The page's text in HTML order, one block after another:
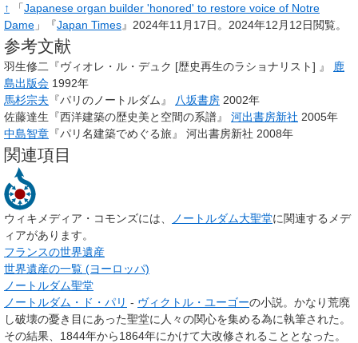
↑
「Japanese organ builder 'honored' to restore voice of Notre
Dame 」『Japan Times』2024年11月17日。2024年12月12日閲覧。
参考文献
羽生修二『ヴィオレ・ル・デュク [歴史再生のラショナリスト] 』
鹿
島出版会 1992年
馬杉宗夫 『パリのノートルダム』 八坂書房 2002年
佐藤達生『西洋建築の歴史美と空間の系譜』 河出書房新社 2005年
中島智章 『パリ名建築でめぐる旅』 河出書房新社 2008年
関連項目
ウィキメディア・コモンズには、 ノートルダム大聖堂に関連するメデ
ィアがあります。
フランスの世界遺産
世界遺産の一覧 (ヨーロッパ)
ノートルダム聖堂
ノートルダム・ド・パリ - ヴィクトル・ユーゴーの小説。かなり荒廃
し破壊の憂き目にあった聖堂に人々の関心を集める為に執筆された。
その結果、1844年から1864年にかけて大改修されることとなった。